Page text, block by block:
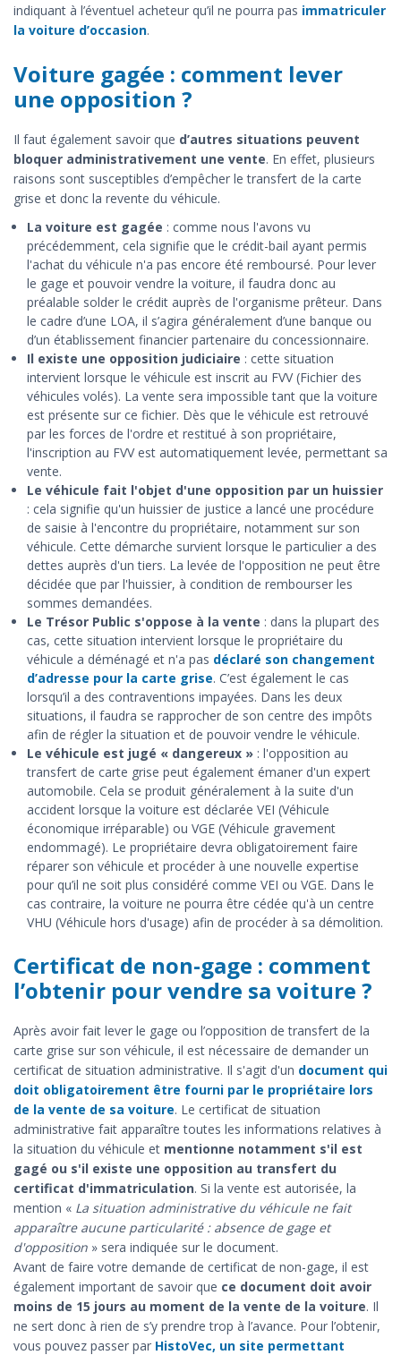
indiquant à l’éventuel acheteur qu’il ne pourra pas immatriculer
la voiture d’occasion.
Voiture gagée : comment lever
une opposition ?
Il faut également savoir que d’autres situations peuvent
bloquer administrativement une vente. En effet, plusieurs
raisons sont susceptibles d’empêcher le transfert de la carte
grise et donc la revente du véhicule.
La voiture est gagée : comme nous l'avons vu
précédemment, cela signifie que le crédit-bail ayant permis
l'achat du véhicule n'a pas encore été remboursé. Pour lever
le gage et pouvoir vendre la voiture, il faudra donc au
préalable solder le crédit auprès de l'organisme prêteur. Dans
le cadre d’une LOA, il s’agira généralement d’une banque ou
d’un établissement financier partenaire du concessionnaire.
Il existe une opposition judiciaire : cette situation
intervient lorsque le véhicule est inscrit au FVV (Fichier des
véhicules volés). La vente sera impossible tant que la voiture
est présente sur ce fichier. Dès que le véhicule est retrouvé
par les forces de l'ordre et restitué à son propriétaire,
l'inscription au FVV est automatiquement levée, permettant sa
vente.
Le véhicule fait l'objet d'une opposition par un huissier
: cela signifie qu'un huissier de justice a lancé une procédure
de saisie à l'encontre du propriétaire, notamment sur son
véhicule. Cette démarche survient lorsque le particulier a des
dettes auprès d'un tiers. La levée de l'opposition ne peut être
décidée que par l'huissier, à condition de rembourser les
sommes demandées.
Le Trésor Public s'oppose à la vente : dans la plupart des
cas, cette situation intervient lorsque le propriétaire du
véhicule a déménagé et n'a pas déclaré son changement
d’adresse pour la carte grise. C’est également le cas
lorsqu’il a des contraventions impayées. Dans les deux
situations, il faudra se rapprocher de son centre des impôts
afin de régler la situation et de pouvoir vendre le véhicule.
Le véhicule est jugé « dangereux » : l'opposition au
transfert de carte grise peut également émaner d'un expert
automobile. Cela se produit généralement à la suite d'un
accident lorsque la voiture est déclarée VEI (Véhicule
économique irréparable) ou VGE (Véhicule gravement
endommagé). Le propriétaire devra obligatoirement faire
réparer son véhicule et procéder à une nouvelle expertise
pour qu’il ne soit plus considéré comme VEI ou VGE. Dans le
cas contraire, la voiture ne pourra être cédée qu'à un centre
VHU (Véhicule hors d'usage) afin de procéder à sa démolition.
Certificat de non-gage : comment
l’obtenir pour vendre sa voiture ?
Après avoir fait lever le gage ou l’opposition de transfert de la
carte grise sur son véhicule, il est nécessaire de demander un
certificat de situation administrative. Il s'agit d'un document qui
doit obligatoirement être fourni par le propriétaire lors
de la vente de sa voiture. Le certificat de situation
administrative fait apparaître toutes les informations relatives à
la situation du véhicule et mentionne notamment s'il est
gagé ou s'il existe une opposition au transfert du
certificat d'immatriculation. Si la vente est autorisée, la
mention « La situation administrative du véhicule ne fait
apparaître aucune particularité : absence de gage et
d'opposition » sera indiquée sur le document.
Avant de faire votre demande de certificat de non-gage, il est
également important de savoir que ce document doit avoir
moins de 15 jours au moment de la vente de la voiture. Il
ne sert donc à rien de s’y prendre trop à l’avance. Pour l’obtenir,
vous pouvez passer par HistoVec, un site permettant